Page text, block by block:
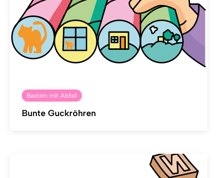
Basteln mit Abfall
Bunte Guckröhren